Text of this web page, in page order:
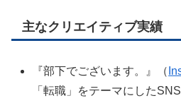
主なクリエイティブ実績
『部下でございます。』（
「転職」をテーマにした